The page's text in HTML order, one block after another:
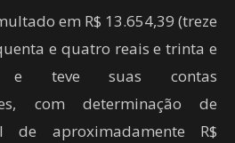
em R$ 13.654,39 (treze
e quatro reais e trinta e
e teve suas contas
com determinação de
de aproximadamente R$